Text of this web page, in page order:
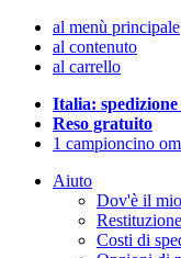
al menù principale
al contenuto
al carrello
Italia:
Reso gratuito
1 campioncino
Aiuto
Dov'è il
Costi di